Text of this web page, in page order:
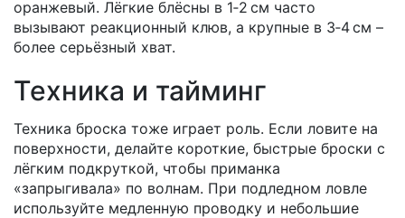
оранжевый. Лёгкие блёсны в 1‑2 см часто
вызывают реакционный клюв, а крупные в 3‑4 см –
более серьёзный хват.
Техника и тайминг
Техника броска тоже играет роль. Если ловите на
поверхности, делайте короткие, быстрые броски с
лёгким подкруткой, чтобы приманка
«запрыгивала» по волнам. При подледном ловле
используйте медленную проводку и небольшие